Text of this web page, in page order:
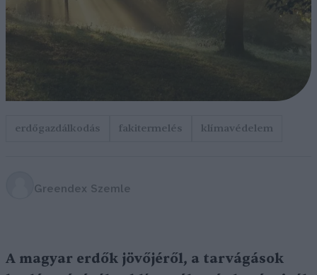
erdőgazdálkodás fakitermelés klímavédelem
Greendex Szemle
A magyar erdők jövőjéről, a tarvágások